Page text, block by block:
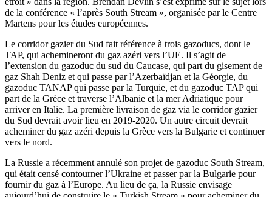
de la conférence « l’après South Stream », organisée par le Centre
Martens pour les études européennes.
Le corridor gazier du Sud fait référence à trois gazoducs, dont le
TAP, qui achemineront du gaz azéri vers l’UE. Il s’agit de
l’extension du gazoduc du sud du Caucase, qui part du gisement de
gaz Shah Deniz et qui passe par l’Azerbaïdjan et la Géorgie, du
gazoduc TANAP qui passe par la Turquie, et du gazoduc TAP qui
part de la Grèce et traverse l’Albanie et la mer Adriatique pour
arriver en Italie. La première livraison de gaz via le corridor gazier
du Sud devrait avoir lieu en 2019-2020. Un autre circuit devrait
acheminer du gaz azéri depuis la Grèce vers la Bulgarie et continuer
vers le nord.
La Russie a récemment annulé son projet de gazoduc South Stream,
qui était censé contourner l’Ukraine et passer par la Bulgarie pour
fournir du gaz à l’Europe. Au lieu de ça, la Russie envisage